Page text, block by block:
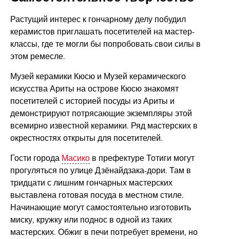
Растущий интерес к гончарному делу побудил
керамистов приглашать посетителей на мастер-
классы, где те могли бы попробовать свои силы в
этом ремесле.
Музей керамики Кюсю и Музей керамического
искусства Ариты на острове Кюсю знакомят
посетителей с историей посуды из Ариты и
демонстрируют потрясающие экземпляры этой
всемирно известной керамики. Ряд мастерских в
окрестностях открыты для посетителей.
Гости города Масиков префектуре Тотиги могут
прогуляться по улице Дзёнайдзака-дори. Там в
тридцати с лишним гончарных мастерских
выставлена готовая посуда в местном стиле.
Начинающие могут самостоятельно изготовить
миску, кружку или поднос в одной из таких
мастерских. Обжиг в печи потребует времени, но